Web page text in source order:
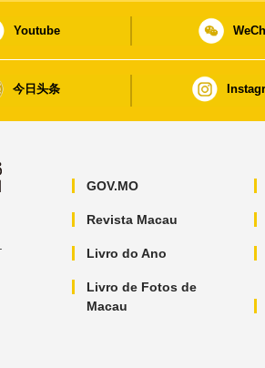
Youtube
今日头条
GOV.MO
Revista Macau
Livro do Ano
Livro de Fotos de
Macau